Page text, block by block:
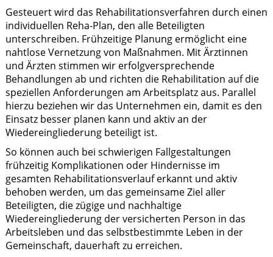
Gesteuert wird das Rehabilitationsverfahren durch einen
individuellen Reha-Plan, den alle Beteiligten
unterschreiben. Frühzeitige Planung ermöglicht eine
nahtlose Vernetzung von Maßnahmen. Mit Ärztinnen
und Ärzten stimmen wir erfolgversprechende
Behandlungen ab und richten die Rehabilitation auf die
speziellen Anforderungen am Arbeitsplatz aus. Parallel
hierzu beziehen wir das Unternehmen ein, damit es den
Einsatz besser planen kann und aktiv an der
Wiedereingliederung beteiligt ist.
So können auch bei schwierigen Fallgestaltungen
frühzeitig Komplikationen oder Hindernisse im
gesamten Rehabilitationsverlauf erkannt und aktiv
behoben werden, um das gemeinsame Ziel aller
Beteiligten, die zügige und nachhaltige
Wiedereingliederung der versicherten Person in das
Arbeitsleben und das selbstbestimmte Leben in der
Gemeinschaft, dauerhaft zu erreichen.